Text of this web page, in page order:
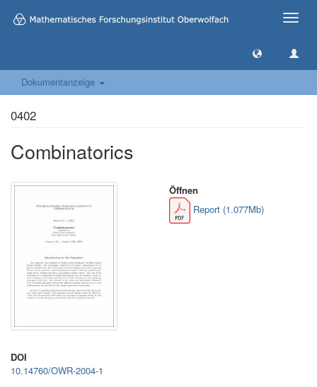
Toggle
Dokumentanzeige
0402
Combinatorics
Öffnen
Report (1.077Mb)
DOI
10.14760/OWR-2004-1